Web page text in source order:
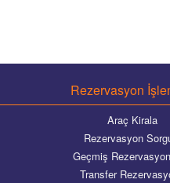
Rezervasyon
Araç Kirala
Rezervasyon
Geçmiş
Transfer